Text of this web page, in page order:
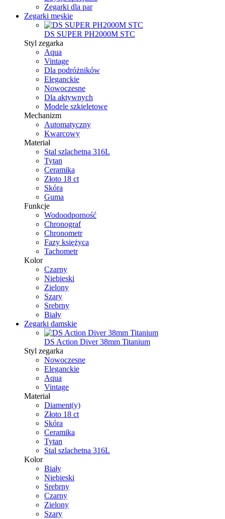
Zegarki dla par
Zegarki męskie
DS SUPER PH2000M STC
Styl zegarka
Aqua
Vintage
Dla podróżników
Eleganckie
Nowoczesne
Dla aktywnych
Modele szkieletowe
Mechanizm
Automatyczny
Kwarcowy
Materiał
Stal szlachetna 316L
Tytan
Ceramika
Złoto 18 ct
Skóra
Guma
Funkcje
Wodoodporność
Chronograf
Chronometr
Fazy księżyca
Tachometr
Kolor
Czarny
Niebieski
Zielony
Szary
Srebrny
Biały
Zegarki damskie
DS Action Diver 38mm Titanium
Styl zegarka
Nowoczesne
Eleganckie
Aqua
Vintage
Materiał
Diament(y)
Złoto 18 ct
Skóra
Ceramika
Tytan
Stal szlachetna 316L
Kolor
Biały
Niebieski
Srebrny
Czarny
Zielony
Szary